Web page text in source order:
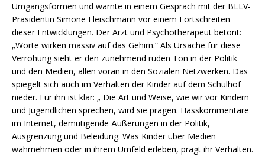
Umgangsformen und warnte in einem Gespräch mit der BLLV-
Präsidentin Simone Fleischmann vor einem Fortschreiten
dieser Entwicklungen. Der Arzt und Psychotherapeut betont:
„Worte wirken massiv auf das Gehirn.“ Als Ursache für diese
Verrohung sieht er den zunehmend rüden Ton in der Politik
und den Medien, allen voran in den Sozialen Netzwerken. Das
spiegelt sich auch im Verhalten der Kinder auf dem Schulhof
nieder. Für ihn ist klar: „ Die Art und Weise, wie wir vor Kindern
und Jugendlichen sprechen, wird sie prägen. Hasskommentare
im Internet, demütigende Äußerungen in der Politik,
Ausgrenzung und Beleidung: Was Kinder über Medien
wahrnehmen oder in ihrem Umfeld erleben, prägt ihr Verhalten.